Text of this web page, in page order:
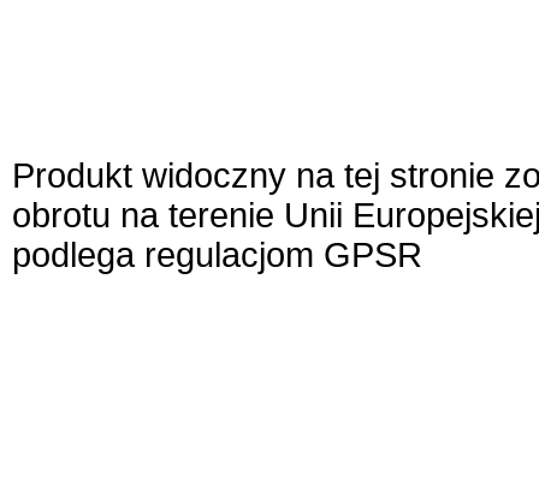
Produkt widoczny na tej stronie
obrotu na terenie Unii
podlega regulacjom GPSR